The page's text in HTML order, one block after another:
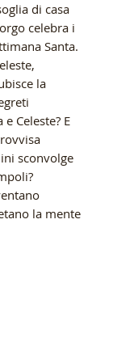
di casa
celebra i
Santa.
la
Celeste? E
sconvolge
la mente